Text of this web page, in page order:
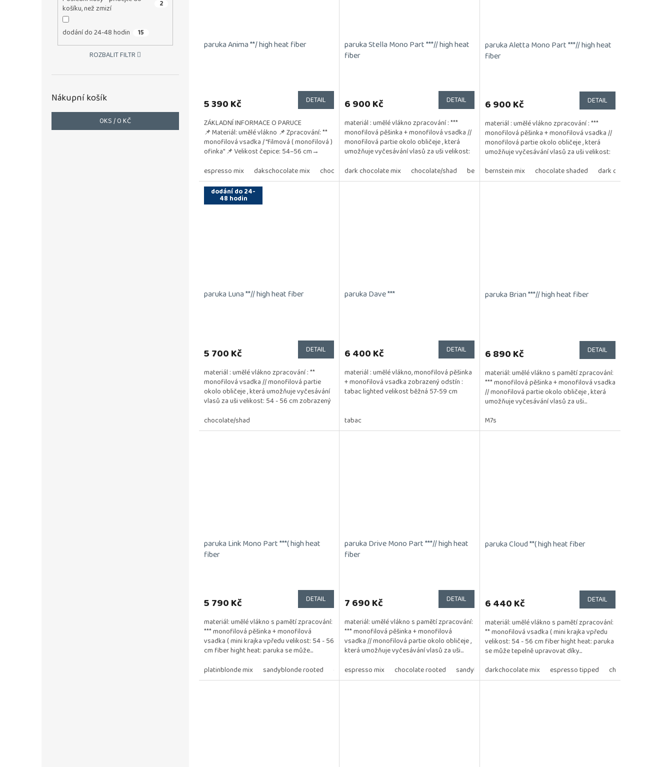
košíku, než zmizí
2
dodání do 24-48 hodin 15
ROZBALIT FILTR
Nákupní košík
0KS /0 KČ
paruka Anima **/ high heat fiber
5 390 Kč DETAIL
ZÁKLADNÍ INFORMACE O PARUCE
📌 Materiál: umělé vlákno 📌 Zpracování: **
monofilová vsadka / "filmová ( monofilová )
ofinka" 📌 Velikost čepice: 54–56 cm→
espresso mix
dakschocolate mix chocolate rooted mocca rooted cinnamonbrown rooted
paruka Stella Mono Part ***// high heat
fiber
6 900 Kč DETAIL
materiál : umělé vlákno zpracování : ***
monofilová pěšinka + monofilová vsadka //
monofilová partie okolo obličeje , která
umožňuje vyčesávání vlasů za uši velikost:
dark chocolate mix
chocolate/shad bernstein multi/shad ivory blonde/shad rosewood brown/shad
paruka Aletta Mono Part ***// high heat
fiber
6 900 Kč DETAIL
materiál : umělé vlákno zpracování : ***
monofilová pěšinka + monofilová vsadka //
monofilová partie okolo obličeje , která
umožňuje vyčesávání vlasů za uši velikost:
bernstein mix
chocolate shaded dark chocolate mix
dodání do 24-
48 hodin
paruka Luna **// high heat fiber
5 700 Kč DETAIL
materiál : umělé vlákno zpracování : **
monofilová vsadka // monofilová partie
okolo obličeje , která umožňuje vyčesávání
vlasů za uši velikost: 54 - 56 cm zobrazený
chocolate/shad
paruka Dave ***
6 400 Kč DETAIL
materiál : umělé vlákno, monofilová pěšinka
+ monofilová vsadka zobrazený odstín :
tabac lighted velikost běžná 57-59 cm
tabac
paruka Brian ***// high heat fiber
6 890 Kč DETAIL
materiál: umělé vlákno s pamětí zpracování:
*** monofilová pěšinka + monofilová vsadka
// monofilová partie okolo obličeje , která
umožňuje vyčesávání vlasů za uši...
M7s
paruka Link Mono Part ***( high heat
fiber
5 790 Kč DETAIL
materiál: umělé vlákno s pamětí zpracování:
*** monofilová pěšinka + monofilová
vsadka ( mini krajka vpředu velikost: 54 - 56
cm fiber hight heat: paruka se může...
platinblonde mix
sandyblonde rooted darkchocolate mix levander rooted pastel mint rooted
paruka Drive Mono Part ***// high heat
fiber
je
z
5
hvězdiček.
7 690 Kč DETAIL
materiál: umělé vlákno s pamětí zpracování:
*** monofilová pěšinka + monofilová
vsadka // monofilová partie okolo obličeje ,
která umožňuje vyčesávání vlasů za uši...
espresso mix
chocolate rooted sandyblonde rooted lightbernstein rooted pearlblonde rooted
paruka Cloud **( high heat fiber
6 440 Kč DETAIL
materiál: umělé vlákno s pamětí zpracování:
** monofilová vsadka ( mini krajka vpředu
velikost: 54 - 56 cm fiber hight heat: paruka
se může tepelně upravovat díky...
darkchocolate mix
espresso tipped chocolate tipped